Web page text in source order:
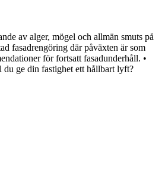
av alger, mögel och allmän smuts på
fasadrengöring där påväxten är som
för fortsatt fasadunderhåll. •
du ge din fastighet ett hållbart lyft?